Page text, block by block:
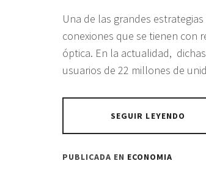
Una de las grandes
conexiones que se tienen con
óptica. En la actualidad,
usuarios de 22 millones de
SEGUIR LEYENDO
PUBLICADA EN ECONOMIA